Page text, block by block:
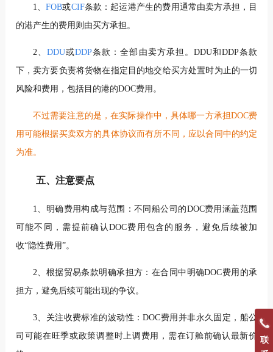
1、FOB或CIF条款：起运港产生的费用通常由卖方承担，目
的港产生的费用则由买方承担。
2、 DDU或DDP条款：全部由卖方承担。DDU和DDP条款
下，卖方要负责将货物在指定目的地交给买方处置时为止的一切
风险和费用，包括目的港的DOC费用。
不过需要注意的是，在实际操作中，具体哪一方承担DOC费
用可能根据买卖双方的具体协议而有所不同，应以合同中的约定
为准。
五、注意要点
1、明确费用构成与范围：不同船公司的DOC费用涵盖范围
可能不同，需提前确认DOC费用包含的服务，避免后续被加
收“隐性费用”。
2、根据贸易条款明确承担方：在合同中明确DOC费用的承
担方，避免后续可能出现的争议。
3、关注收费标准的波动性：DOC费用并非永久固定，船公
司可能在旺季或政策调整时上调费用，需在订舱前确认最新价 联